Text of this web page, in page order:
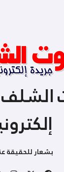
بشعار للحقيقة